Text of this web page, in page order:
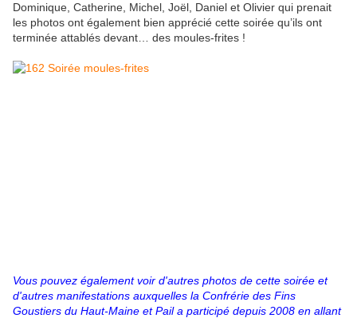
Dominique, Catherine, Michel, Joël, Daniel et Olivier qui prenait
les photos ont également bien apprécié cette soirée qu’ils ont
terminée attablés devant… des moules-frites !
Vous pouvez également voir d'autres photos de cette soirée et
d'autres manifestations auxquelles la Confrérie des Fins
Goustiers du Haut-Maine et Pail a participé depuis 2008 en allant